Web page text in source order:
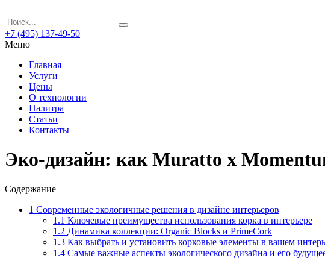
+7 (495) 137-49-50
Меню
Главная
Услуги
Цены
О технологии
Палитра
Статьи
Контакты
Эко-дизайн: как Muratto x
Содержание
1 Современные экологичные решения в дизайне интерьеров
1.1 Ключевые преимущества использования корка в интерьере
1.2 Динамика коллекции: Organic Blocks и PrimeCork
1.3 Как выбрать и установить корковые элементы в вашем
1.4 Самые важные аспекты экологического дизайна и его